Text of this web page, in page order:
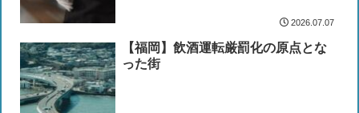
2026.07.07
【福岡】飲酒運転厳罰化の原点とな
った街